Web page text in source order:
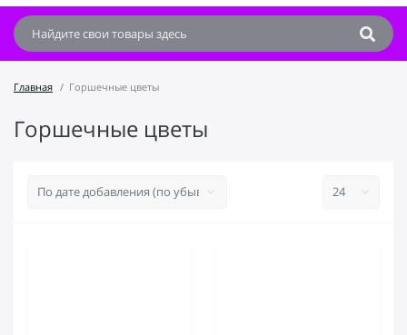
Главная Горшечные цветы
Горшечные цветы